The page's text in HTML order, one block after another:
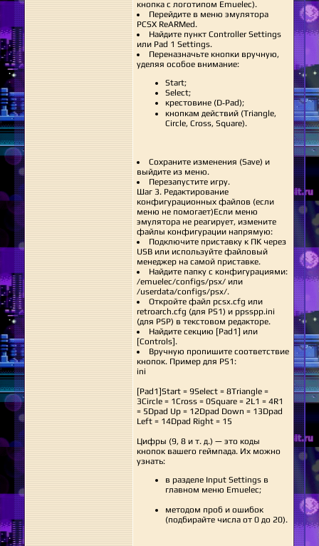
кнопка с логотипом Emuelec).
Перейдите в меню эмулятора
PCSX ReARMed.
Найдите пункт Controller Settings
или Pad 1 Settings.
Переназначьте кнопки вручную,
уделяя особое внимание:
Start;
Select;
крестовине (D‑Pad);
кнопкам действий (Triangle,
Circle, Cross, Square).
Сохраните изменения (Save) и
выйдите из меню.
Перезапустите игру.
Шаг 3. Редактирование
конфигурационных файлов (если
меню не помогает)Если меню
эмулятора не реагирует, измените
файлы конфигурации напрямую:
Подключите приставку к ПК через
USB или используйте файловый
менеджер на самой приставке.
Найдите папку с конфигурациями:
/emuelec/configs/psx/ или
/userdata/configs/psx/.
Откройте файл pcsx.cfg или
retroarch.cfg (для PS1) и ppsspp.ini
(для PSP) в текстовом редакторе.
Найдите секцию [Pad1] или
[Controls].
Вручную пропишите соответствие
кнопок. Пример для PS1:
ini
[Pad1]Start = 9Select = 8Triangle =
3Circle = 1Cross = 0Square = 2L1 = 4R1
= 5Dpad Up = 12Dpad Down = 13Dpad
Left = 14Dpad Right = 15
Цифры (9, 8 и т. д.) — это коды
кнопок вашего геймпада. Их можно
узнать:
в разделе Input Settings в
главном меню Emuelec;
методом проб и ошибок
(подбирайте числа от 0 до 20).